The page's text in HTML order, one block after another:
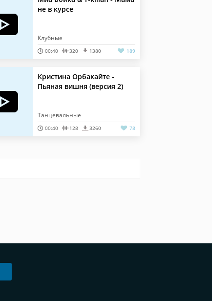
не в курсе
Клубные
00:40 320 1380 189
Кристина Орбакайте -
Пьяная вишня (версия 2)
Танцевальные
00:40 128 3260 78